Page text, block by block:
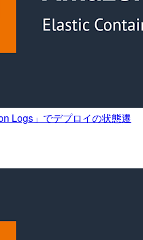
Logs」でデプロイの状態遷